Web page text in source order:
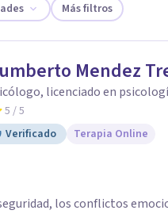
Más filtros
Mendez
licenciado en
5 / 5
Verificado
Terapia Online
los conflictos